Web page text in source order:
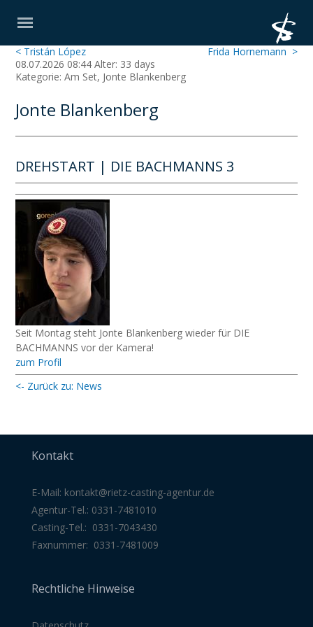
Frida Hornemann >
< Tristán López
08.07.2026 08:44 Alter: 33 days
Kategorie: Am Set, Jonte Blankenberg
Jonte Blankenberg
DREHSTART | DIE BACHMANNS 3
Seit Montag steht Jonte Blankenberg wieder für DIE
BACHMANNS vor der Kamera!
zum Profil
<- Zurück zu: News
Kontakt
E-Mail: kontakt@rietz-casting-agentur.de
Agentur-Tel.: 0331-7481010
Casting-Tel.: 0331-7043430
Faxnummer: 0331-7481009
Rechtliche Hinweise